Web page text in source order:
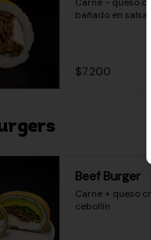
bañado en salsa
$7.200
Beef Burger
Carne + queso
cebollín